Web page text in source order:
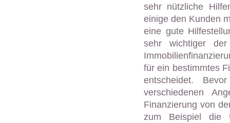
sehr nützliche
einige den Kunden
eine gute
sehr wichtiger
für ein bestimmtes
entscheidet.
verschiedenen
Finanzierung von
zum Beispiel die